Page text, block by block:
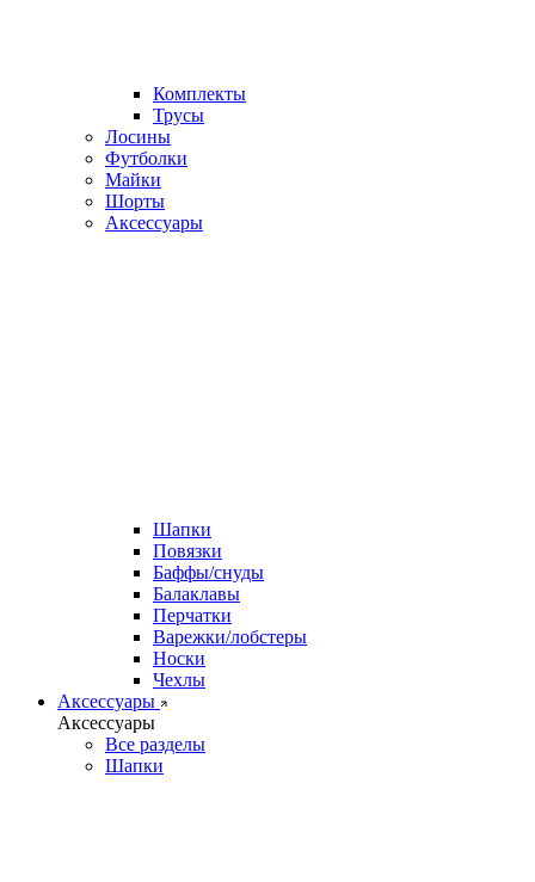
Комплекты
Трусы
Лосины
Футболки
Майки
Шорты
Аксессуары
Шапки
Повязки
Баффы/снуды
Балаклавы
Перчатки
Варежки/лобстеры
Носки
Чехлы
Аксессуары
Аксессуары
Все разделы
Шапки